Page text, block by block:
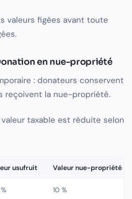
valeurs figées avant toute
en nue-propriété
: donateurs conservent
reçoivent la nue-propriété.
valeur taxable est réduite selon
usufruit Valeur nue-propriété
10 %